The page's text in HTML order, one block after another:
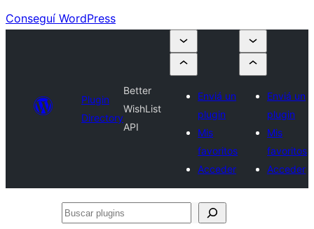
Conseguí WordPress
Plugin
Directory
Better
WishList
API
Enviá un
plugin
Mis
favoritos
Acceder
Enviá un
plugin
Mis
favoritos
Acceder
Buscar